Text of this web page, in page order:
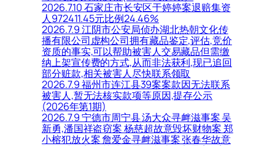
2026.7.10 石家庄市长安区于婷婷案退赔集资
人972411.45元比例24.46%
2026.7.9 江阴市公安局侦办湖北热朝文化传
播有限公司虚构公司拥有藏品鉴定,评估,竞价
资质的事实,可以帮助被害人交易藏品但需缴
纳上架宣传费的方式,从而非法获利,现已追回
部分赃款,相关被害人尽快联系领取
2026.7.9 福州市连江县39案案款因无法联系
被害人,暂无法核实款项等原因,提存公示
(2026年第1期)
2026.7.9 宁德市周宁县 汤大众寻衅滋事案 吴
新勇,潘国祥盗窃案 杨慈超故意毁坏财物案 郑
小榕犯放火案 詹爱金寻衅滋事案 张春华故意